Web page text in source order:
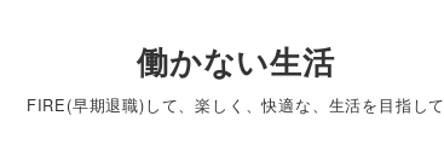
働かない生活
FIRE(早期退職)して、楽しく、快適な、生活を目指して